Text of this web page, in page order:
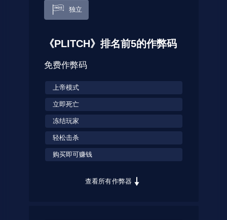
独立
《PLITCH》排名前5的作弊码
免费作弊码
上帝模式
立即死亡
冻结玩家
轻松击杀
购买即可赚钱
查看所有作弊器